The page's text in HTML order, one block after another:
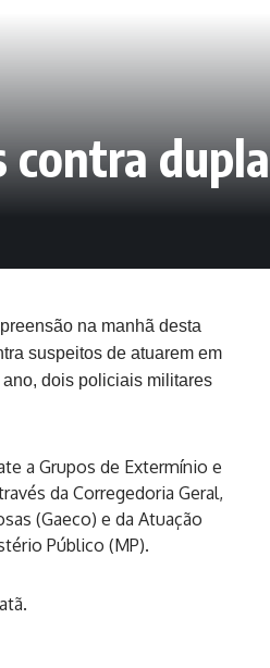
contra
na manhã desta
suspeitos de atuarem em
dois policiais militares
a Grupos de Extermínio e
da Corregedoria Geral,
(Gaeco) e da Atuação
Público (MP).